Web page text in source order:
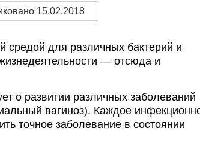
15.02.2018
средой для различных бактерий и
— отсюда и
о развитии различных заболеваний
вагиноз). Каждое
точное заболевание в состоянии